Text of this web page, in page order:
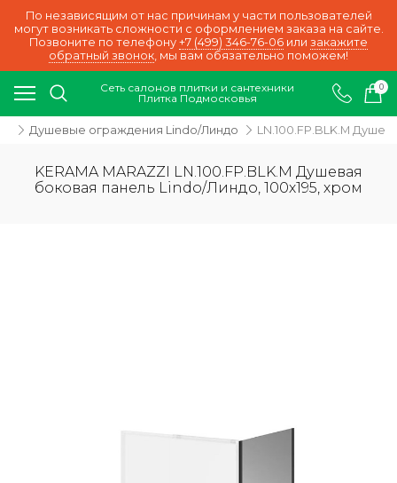
По независящим от нас причинам у части пользователей
могут возникать сложности с оформлением заказа на сайте.
Позвоните по телефону +7 (499) 346-76-06 или закажите
обратный звонок, мы вам обязательно поможем!
Сеть салонов плитки и сантехники
Плитка Подмосковья
0
Душевые ограждения Lindo/Линдо LN.100.FP.BLK.M
KERAMA MARAZZI LN.100.FP.BLK.M Душевая
боковая панель Lindo/Линдо, 100х195, хром